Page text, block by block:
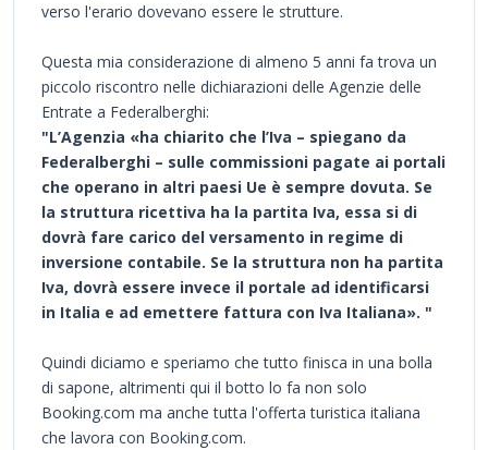
verso l'erario dovevano essere le strutture.
Questa mia considerazione di almeno 5 anni fa trova un
piccolo riscontro nelle dichiarazioni delle Agenzie delle
Entrate a Federalberghi:
"L’Agenzia «ha chiarito che l’Iva – spiegano da
Federalberghi – sulle commissioni pagate ai portali
che operano in altri paesi Ue è sempre dovuta. Se
la struttura ricettiva ha la partita Iva, essa si di
dovrà fare carico del versamento in regime di
inversione contabile. Se la struttura non ha partita
Iva, dovrà essere invece il portale ad identificarsi
in Italia e ad emettere fattura con Iva Italiana». "
Quindi diciamo e speriamo che tutto finisca in una bolla
di sapone, altrimenti qui il botto lo fa non solo
Booking.com ma anche tutta l'offerta turistica italiana
che lavora con Booking.com.